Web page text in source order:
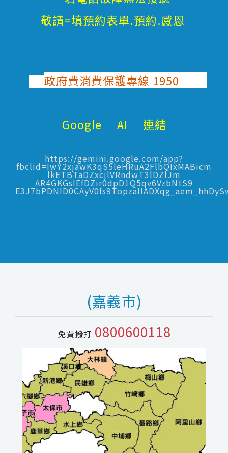
敬請=填預約表單.預約.感恩
政府費消費保護專線 1950
Google AI 連結
https://gemini.google.com/app?
fbclid=IwY2xjawK3qS5leHRuA2FlbQIxMABicm
lkETBTaDZxcjlVRndwT3lDZlJm
AR4GKGsIEfDZir0dpD1Q5qv6VzbNtS9
(嘉義市)
免費撥打 0800600118